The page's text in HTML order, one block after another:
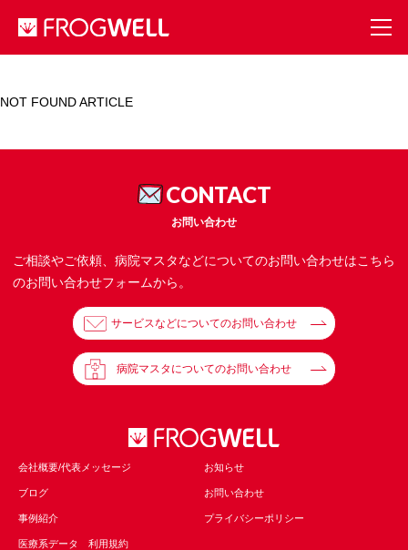
NOT FOUND ARTICLE
CONTACT
お問い合わせ
ご相談やご依頼、病院マスタなどについてのお問い合わせはこちら
のお問い合わせフォームから。
サービスなどについてのお問い合わせ
病院マスタについてのお問い合わせ
会社概要/代表メッセージ お知らせ
ブログ お問い合わせ
事例紹介 プライバシーポリシー
医療系データ 利用規約